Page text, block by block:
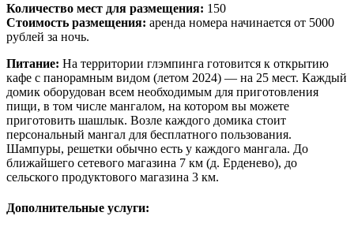
Количество мест для размещения: 150
Стоимость размещения: аренда номера начинается от 5000
рублей за ночь.
Питание: На территории глэмпинга готовится к открытию
кафе с панорамным видом (летом 2024) — на 25 мест. Каждый
домик оборудован всем необходимым для приготовления
пищи, в том числе мангалом, на котором вы можете
приготовить шашлык. Возле каждого домика стоит
персональный мангал для бесплатного пользования.
Шампуры, решетки обычно есть у каждого мангала. До
ближайшего сетевого магазина 7 км (д. Ерденево), до
сельского продуктового магазина 3 км.
Дополнительные услуги: